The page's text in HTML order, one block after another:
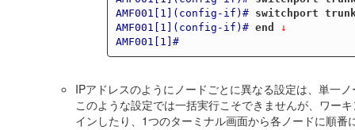
AMF001[1](config-if)#
switchport
AMF001[1](config-if)# end
↓
AMF001[1]#
IPアドレスのようにノードごとに異なる設定は、単一
このような設定では一括実行こそできませんが、ワー
インしたり、1つのターミナル画面から各ノードに順